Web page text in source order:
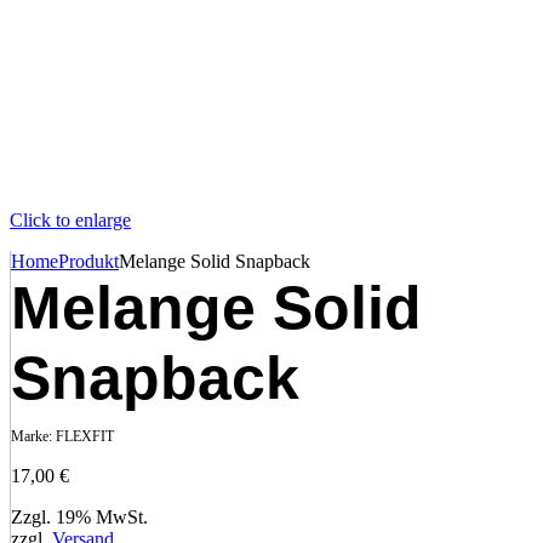
Click to enlarge
HomeProduktMelange Solid Snapback
Melange Solid
Snapback
Marke: FLEXFIT
17,00 €
Zzgl. 19% MwSt.
zzgl. Versand